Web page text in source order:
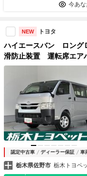
今あ
NEW トヨタ
ハイエースバン ロン
滑防止装置 運転席エ
ステアリング ＡＢＳ イ
認定中古車 ディーラー保証 車
栃木県佐野市 栃木トヨペ